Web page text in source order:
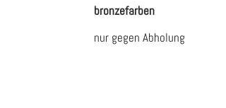
bronzefarben
nur gegen Abholung